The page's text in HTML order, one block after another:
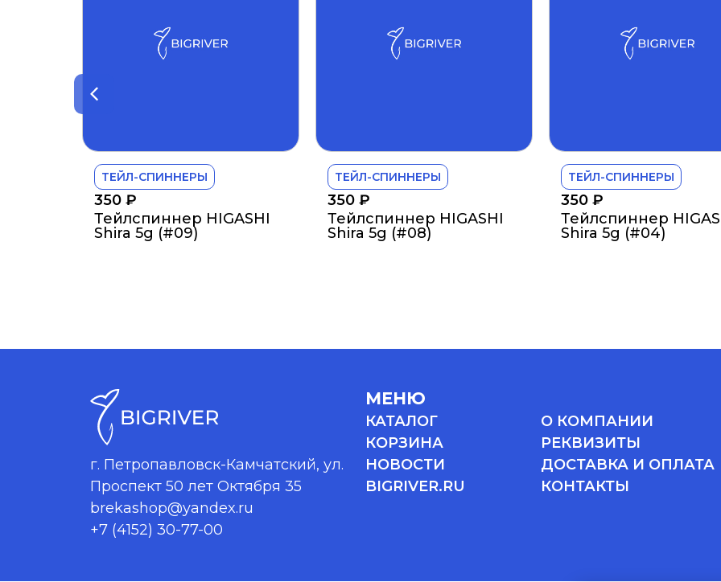
ТЕЙЛ-СПИННЕРЫ
350 ₽
Тейлспиннер HIGASHI
Shira 5g (#09)
ТЕЙЛ-СПИННЕРЫ
350 ₽
Тейлспиннер HIGASHI
Shira 5g (#08)
ТЕЙЛ-СПИННЕРЫ
350 ₽
Тейлспиннер
Shira 5g (#04)
г. Петропавловск-Камчатский, ул.
Проспект 50 лет Октября 35
brekashop@yandex.ru
+7 (4152) 30-77-00
МЕНЮ
КАТАЛОГ
О КОМПАНИИ
КОРЗИНА
РЕКВИЗИТЫ
НОВОСТИ
ДОСТАВКА И ОПЛАТА
BIGRIVER.RU
КОНТАКТЫ